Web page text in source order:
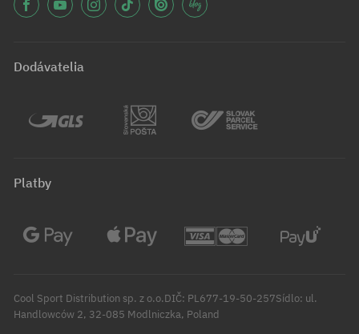
Dodávatelia
Platby
Cool Sport Distribution sp. z o.o.DIČ: PL677-19-50-257Sídlo: ul.
Handlowców 2, 32-085 Modlniczka, Poland